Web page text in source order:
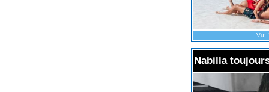
Vu:
Nabilla